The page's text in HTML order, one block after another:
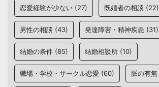
恋愛経験が少ない (27) 既婚者の相談 (22)
男性の相談 (43) 発達障害・精神疾患 (31)
結婚の条件 (85) 結婚相談所 (10)
職場・学校・サークル恋愛 (60) 脈の有無